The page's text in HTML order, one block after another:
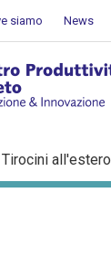
siamo News
Tirocini all'estero